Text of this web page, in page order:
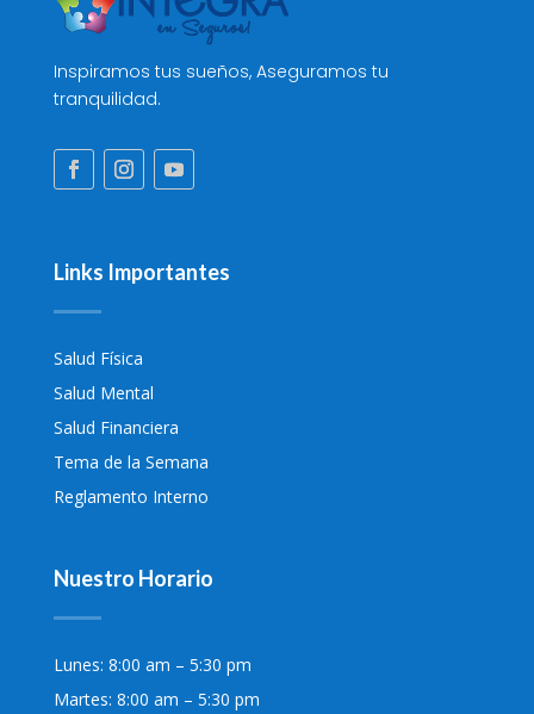
Inspiramos tus sueños, Aseguramos tu
tranquilidad.
Links Importantes
Salud Física
Salud Mental
Salud Financiera
Tema de la Semana
Reglamento Interno
Nuestro Horario
Lunes: 8:00 am – 5:30 pm
Martes: 8:00 am – 5:30 pm